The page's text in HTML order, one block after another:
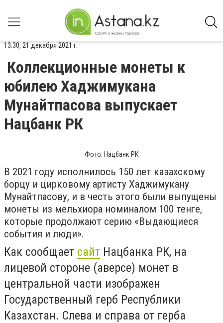
13:30, 21 декабря 2021 г.
Коллекционные монеты к
юбилею Хаджимукана
Мунайтпасова выпускает
Нацбанк РК
Фото: Нацбанк РК
В 2021 году исполнилось 150 лет казахскому
борцу и цирковому артисту Хаджимукану
Мунайтпасову, и в честь этого были выпущены
монеты из мельхиора номиналом 100 тенге,
которые продолжают серию «Выдающиеся
события и люди».
Как сообщает сайт Нацбанка РК, на
лицевой стороне (аверсе) монет в
центральной части изображен
Государственный герб Республики
Казахстан. Слева и справа от герба